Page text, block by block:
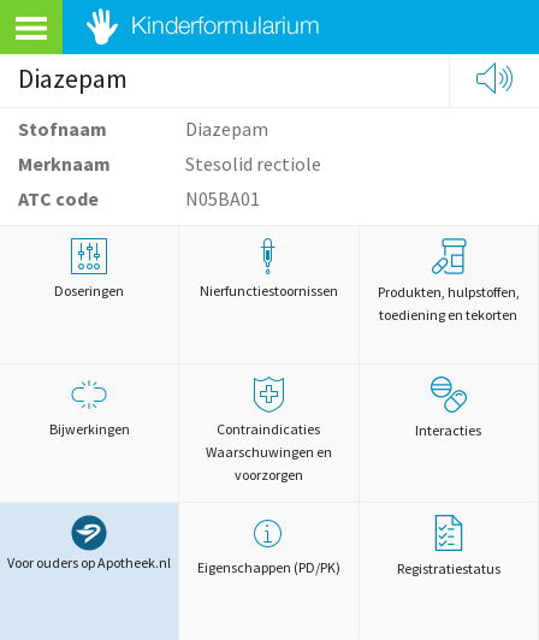
Diazepam
Stofnaam
Diazepam
Merknaam
Stesolid rectiole
ATC code
N05BA01
Doseringen Nierfunctiestoornissen
Produkten, hulpstoffen,
toediening en tekorten
Bijwerkingen
Contraindicaties
Waarschuwingen en
voorzorgen
Interacties
Voor ouders op Apotheek.nl Eigenschappen (PD/PK) Registratiestatus